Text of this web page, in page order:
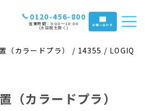
0120-456-800
営業時間：9:00〜18:00
(土日祝を除く) お問い合わせ
（カラードプラ） / 14355 / LOGIQ
（カラードプラ）